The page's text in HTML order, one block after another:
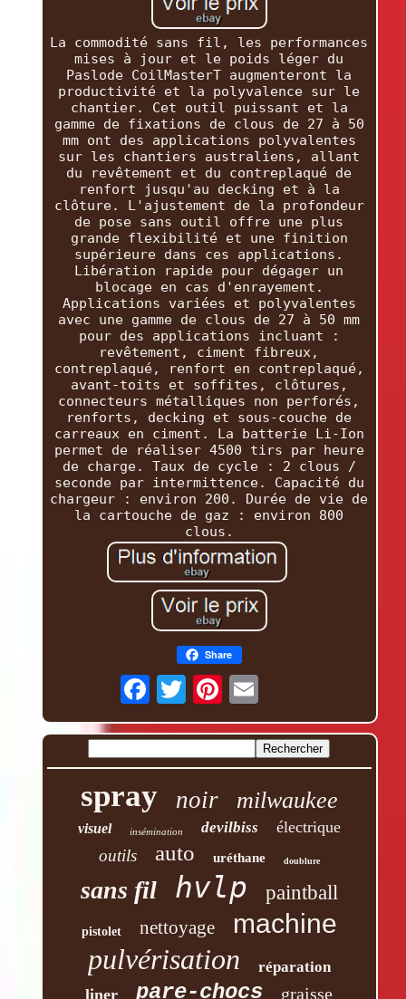
La commodité sans fil, les performances
mises à jour et le poids léger du
Paslode CoilMasterT augmenteront la
productivité et la polyvalence sur le
chantier. Cet outil puissant et la
gamme de fixations de clous de 27 à 50
mm ont des applications polyvalentes
sur les chantiers australiens, allant
du revêtement et du contreplaqué de
renfort jusqu'au decking et à la
clôture. L'ajustement de la profondeur
de pose sans outil offre une plus
grande flexibilité et une finition
supérieure dans ces applications.
Libération rapide pour dégager un
blocage en cas d'enrayement.
Applications variées et polyvalentes
avec une gamme de clous de 27 à 50 mm
pour des applications incluant :
revêtement, ciment fibreux,
contreplaqué, renfort en contreplaqué,
avant-toits et soffites, clôtures,
connecteurs métalliques non perforés,
renforts, decking et sous-couche de
carreaux en ciment. La batterie Li-Ion
permet de réaliser 4500 tirs par heure
de charge. Taux de cycle : 2 clous /
seconde par intermittence. Capacité du
chargeur : environ 200. Durée de vie de
la cartouche de gaz : environ 800
clous.
Share
spray noir milwaukee
visuel insémination devilbiss électrique
outils auto uréthane doublure
sans fil hvlp paintball
pistolet nettoyage machine
pulvérisation réparation
liner pare-chocs graisse